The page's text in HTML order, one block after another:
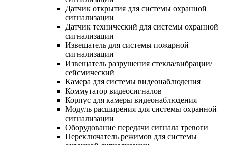
Датчик открытия для системы охранной
сигнализации
Датчик технический для системы охранной
сигнализации
Извещатель для системы пожарной
сигнализации
Извещатель разрушения стекла/вибрации/
сейсмический
Камера для системы видеонаблюдения
Коммутатор видеосигналов
Корпус для камеры видеонаблюдения
Модуль расширения для системы охранной
сигнализации
Оборудование передачи сигнала тревоги
Переключатель режимов для системы